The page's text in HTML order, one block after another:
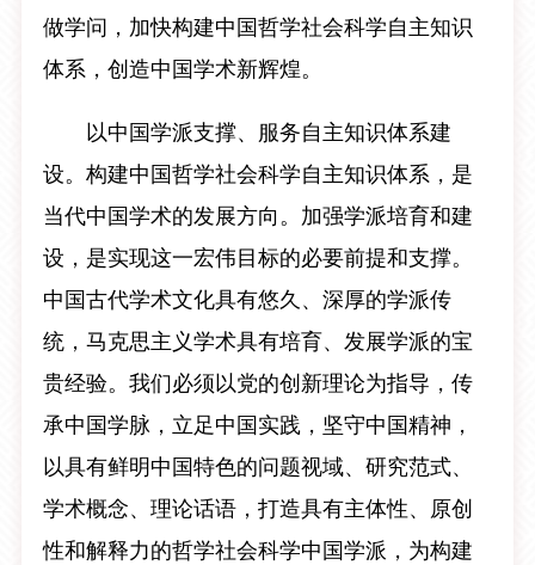
做学问，加快构建中国哲学社会科学自主知识
体系，创造中国学术新辉煌。
以中国学派支撑、服务自主知识体系建
设。构建中国哲学社会科学自主知识体系，是
当代中国学术的发展方向。加强学派培育和建
设，是实现这一宏伟目标的必要前提和支撑。
中国古代学术文化具有悠久、深厚的学派传
统，马克思主义学术具有培育、发展学派的宝
贵经验。我们必须以党的创新理论为指导，传
承中国学脉，立足中国实践，坚守中国精神，
以具有鲜明中国特色的问题视域、研究范式、
学术概念、理论话语，打造具有主体性、原创
性和解释力的哲学社会科学中国学派，为构建